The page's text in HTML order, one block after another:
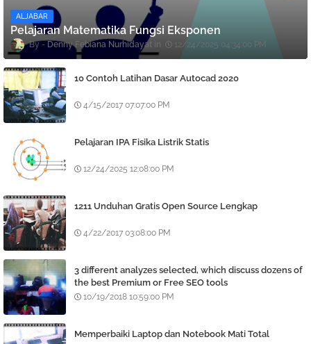
ALJABAR
Pelajaran Matematika Fungsi Eksponen
Denny Febiana Nurhidayat 12/24/2025 04:34:00 PM
10 Contoh Latihan Dasar Autocad 2020
4/15/2017 07:07:00 PM
Pelajaran IPA Fisika Listrik Statis
12/24/2025 12:08:00 PM
1211 Unduhan Gratis Open Source Lengkap
4/22/2017 03:08:00 PM
3 different analyzes selected, which discuss dozens of
the best Premium or Free SEO tools
10/19/2018 10:59:00 PM
Memperbaiki Laptop dan Notebook Mati Total